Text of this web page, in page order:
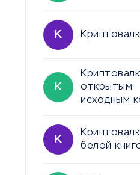
К
К
открытым
исходным
К
белой